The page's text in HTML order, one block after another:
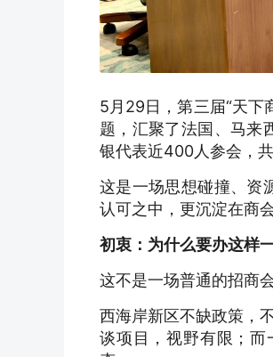
5月29日，第三届“天下
题，汇聚了法国、马来
银代表近400人参会，
这是一场思想碰撞、资
认可之中，更沉淀在商
初衷：为什么要办这样
这不是一场普通的招商会
西海岸新区不缺政策，
谈项目，视野有限；